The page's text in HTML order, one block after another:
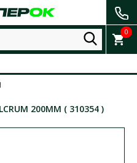
0
200ММ ( 310354 )